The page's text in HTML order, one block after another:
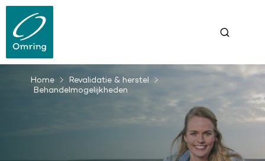
naar
gaan
Kruimelpad
Home
Revalidatie & herstel
Behandelmogelijkheden